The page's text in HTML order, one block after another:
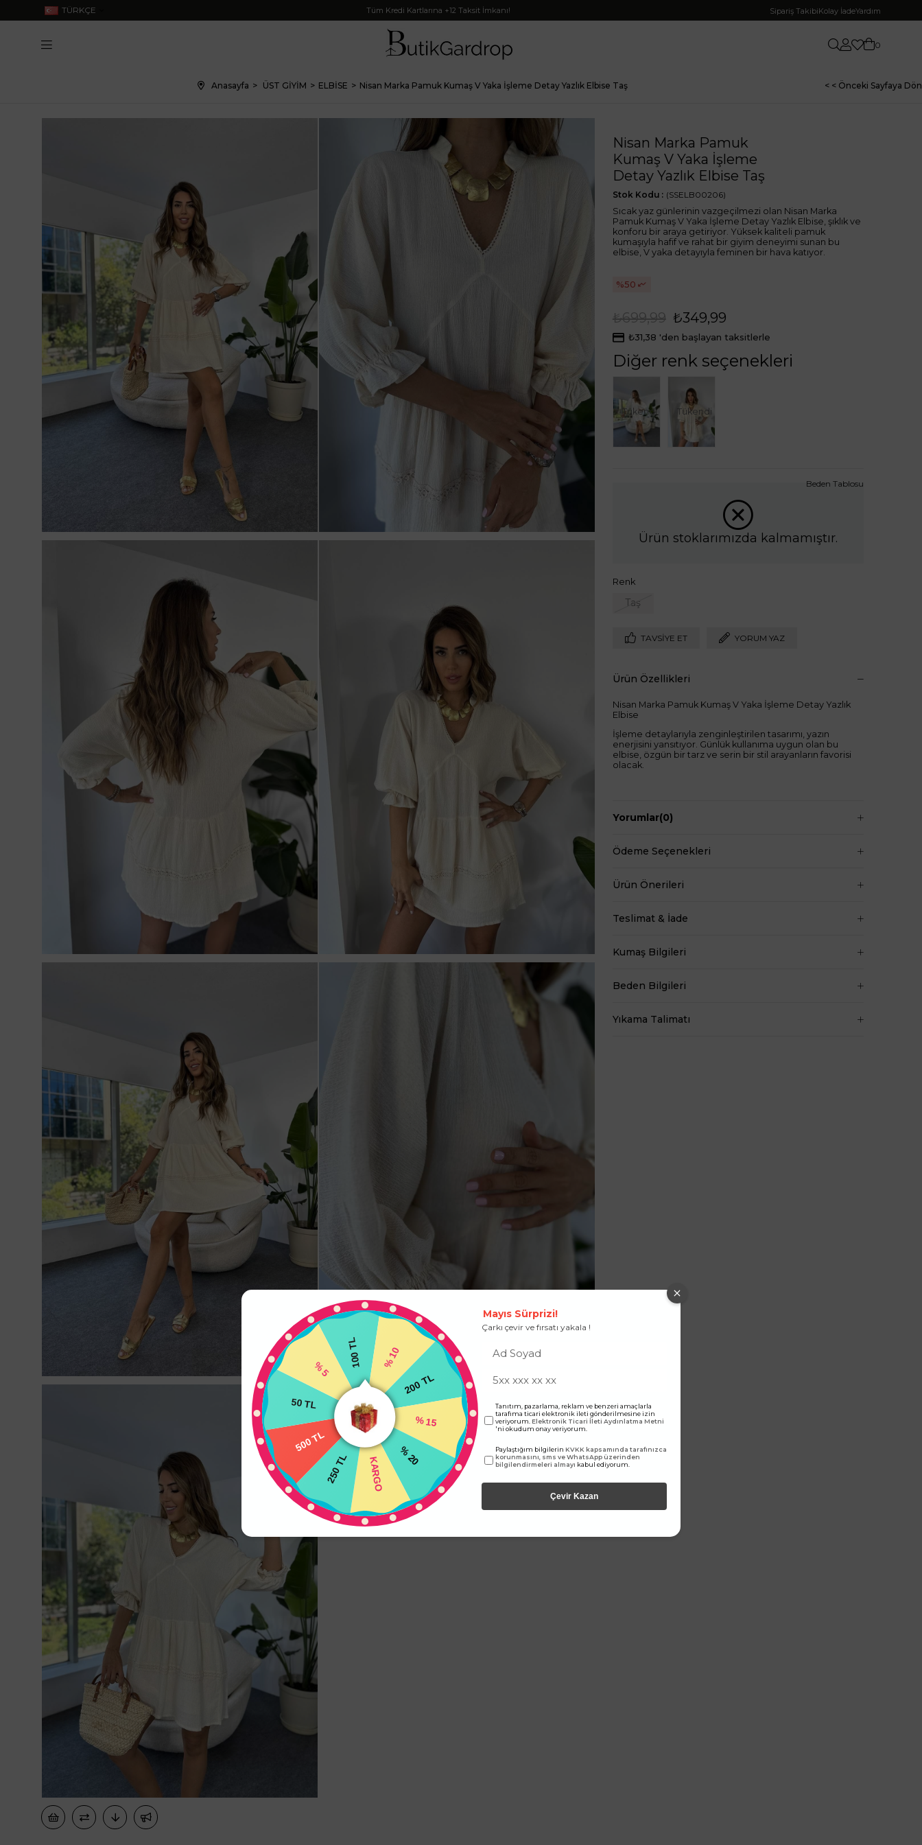
TÜRKÇE Tüm Kredi Kartlarına +12 Taksit İmkanı! Sipariş TakibiKolay İadeYardım
0
Anasayfa ÜST GİYİM ELBİSE Nisan Marka Pamuk Kumaş V Yaka İşleme Detay Yazlık Elbise Taş < < Önceki Sayfaya Dön
Nisan Marka Pamuk
Kumaş V Yaka İşleme
Detay Yazlık Elbise Taş
(SSELB00206)
Stok Kodu
Sıcak yaz günlerinin vazgeçilmezi olan Nisan Marka
Pamuk Kumaş V Yaka İşleme Detay Yazlık Elbise, şıklık ve
konforu bir araya getiriyor. Yüksek kaliteli pamuk
kumaşıyla hafif ve rahat bir giyim deneyimi sunan bu
elbise, V yaka detayıyla feminen bir hava katıyor.
50
₺699,99 ₺349,99
₺31,38 'den başlayan taksitlerle
Diğer renk seçenekleri
Tükendi Tükendi
Ürün stoklarımızda kalmamıştır.
Renk
Taş
Beden Tablosu
TAVSIYE ET YORUM YAZ
Ürün Özellikleri
Nisan Marka Pamuk Kumaş V Yaka İşleme Detay Yazlık
Elbise
İşleme detaylarıyla zenginleştirilen tasarımı, yazın
enerjisini yansıtıyor. Günlük kullanıma uygun olan bu
elbise, özgün bir tarz ve serin bir stil arayanların favorisi
olacak.
%100 PAMUK
S M L Bedenli
Kısa
+
Manken ölçüleri ise;
Göğüs 83 cm
Yorumlar(0)
Ödeme Seçenekleri
Ürün Önerileri
Teslimat & İade
Kumaş Bilgileri
Beden Bilgileri
Yıkama Talimatı
100 TL % 10
200 TL
% 15
% 20
KARGO
250 TL
500 TL
50 TL
% 5
Mayıs Sürprizi!
Çarkı çevir ve fırsatı yakala !
Tanıtım, pazarlama, reklam ve benzeri amaçlarla
tarafıma ticari elektronik ileti gönderilmesine izin
veriyorum. Elektronik Ticari İleti Aydınlatma Metni
'ni okudum onay veriyorum.
Paylaştığım bilgilerin KVKK kapsamında tarafınızca
korunmasını, sms ve WhatsApp üzerinden
bilgilendirmeleri almayı kabul ediyorum.
Çevir Kazan